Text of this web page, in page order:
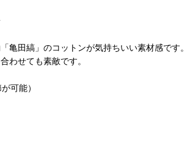
亀田縞」のコットンが気持ちいい素材感で
わせても素敵です。
可能）